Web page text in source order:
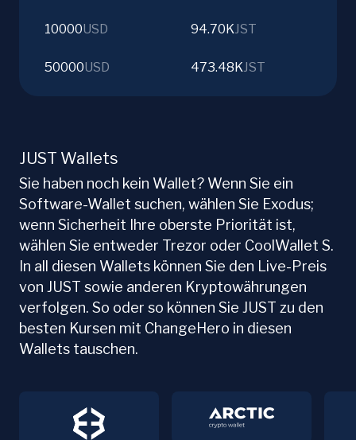
10000USD 94.70KJST
50000USD 473.48KJST
JUST Wallets
Sie haben noch kein Wallet? Wenn Sie ein
Software-Wallet suchen, wählen Sie Exodus;
wenn Sicherheit Ihre oberste Priorität ist,
wählen Sie entweder Trezor oder CoolWallet S.
In all diesen Wallets können Sie den Live-Preis
von JUST sowie anderen Kryptowährungen
verfolgen. So oder so können Sie JUST zu den
besten Kursen mit ChangeHero in diesen
Wallets tauschen.